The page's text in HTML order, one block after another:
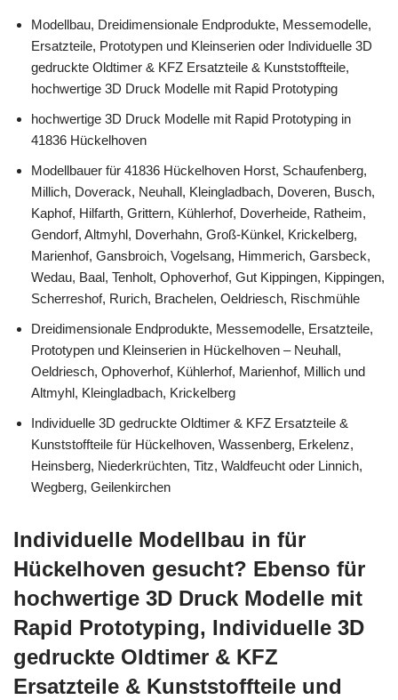
Modellbau, Dreidimensionale Endprodukte, Messemodelle,
Ersatzteile, Prototypen und Kleinserien oder Individuelle 3D
gedruckte Oldtimer & KFZ Ersatzteile & Kunststoffteile,
hochwertige 3D Druck Modelle mit Rapid Prototyping
hochwertige 3D Druck Modelle mit Rapid Prototyping in
41836 Hückelhoven
Modellbauer für 41836 Hückelhoven Horst, Schaufenberg,
Millich, Doverack, Neuhall, Kleingladbach, Doveren, Busch,
Kaphof, Hilfarth, Grittern, Kühlerhof, Doverheide, Ratheim,
Gendorf, Altmyhl, Doverhahn, Groß-Künkel, Krickelberg,
Marienhof, Gansbroich, Vogelsang, Himmerich, Garsbeck,
Wedau, Baal, Tenholt, Ophoverhof, Gut Kippingen, Kippingen,
Scherreshof, Rurich, Brachelen, Oeldriesch, Rischmühle
Dreidimensionale Endprodukte, Messemodelle, Ersatzteile,
Prototypen und Kleinserien in Hückelhoven – Neuhall,
Oeldriesch, Ophoverhof, Kühlerhof, Marienhof, Millich und
Altmyhl, Kleingladbach, Krickelberg
Individuelle 3D gedruckte Oldtimer & KFZ Ersatzteile &
Kunststoffteile für Hückelhoven, Wassenberg, Erkelenz,
Heinsberg, Niederkrüchten, Titz, Waldfeucht oder Linnich,
Wegberg, Geilenkirchen
Individuelle Modellbau in für
Hückelhoven gesucht? Ebenso für
hochwertige 3D Druck Modelle mit
Rapid Prototyping, Individuelle 3D
gedruckte Oldtimer & KFZ
Ersatzteile & Kunststoffteile und